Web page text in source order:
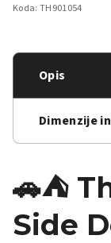
Koda: TH901054
Opis
Dimenzije
🚗⛺
Side